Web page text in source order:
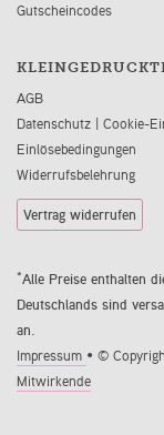
Gutscheincodes
AGB
Datenschutz | Cookie-
Einlösebedingungen
Widerrufsbelehrung
Vertrag widerrufen
*Alle Preise enthalten
Deutschlands sind
an.
Impressum • ©
Mitwirkende